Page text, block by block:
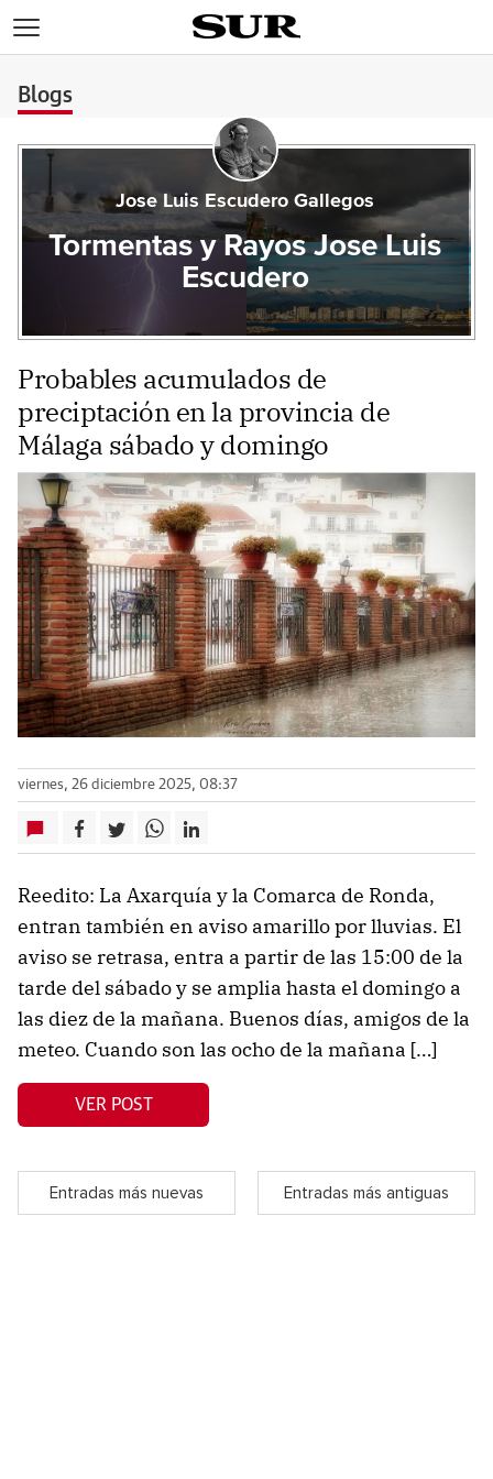
Blogs
Jose Luis Escudero Gallegos
Tormentas y Rayos Jose Luis
Escudero
Probables acumulados de
preciptación en la provincia de
Málaga sábado y domingo
viernes, 26 diciembre 2025, 08:37
Reedito: La Axarquía y la Comarca de Ronda,
entran también en aviso amarillo por lluvias. El
aviso se retrasa, entra a partir de las 15:00 de la
tarde del sábado y se amplia hasta el domingo a
las diez de la mañana. Buenos días, amigos de la
meteo. Cuando son las ocho de la mañana […]
VER POST
Entradas más nuevas Entradas más antiguas